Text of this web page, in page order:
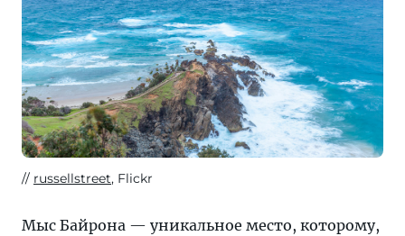
russellstreet, Flickr
Мыс Байрона — уникальное место, которому,